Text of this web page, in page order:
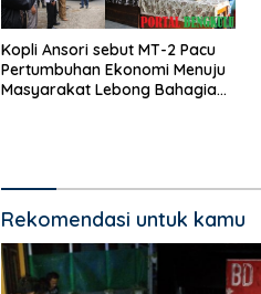
Kopli Ansori sebut MT-2 Pacu
Pertumbuhan Ekonomi Menuju
Masyarakat Lebong Bahagia
Rekomendasi untuk kamu